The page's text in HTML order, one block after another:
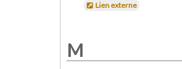
Lien externe
M